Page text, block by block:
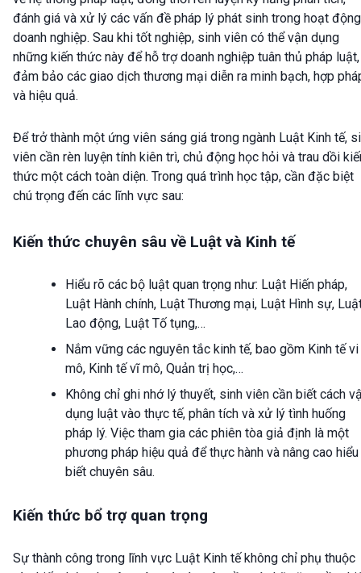
đánh giá và xử lý các vấn đề pháp lý phát sinh trong hoạt động
doanh nghiệp. Sau khi tốt nghiệp, sinh viên có thể vận dụng
những kiến thức này để hỗ trợ doanh nghiệp tuân thủ pháp luật,
đảm bảo các giao dịch thương mại diễn ra minh bạch, hợp
và hiệu quả.
Để trở thành một ứng viên sáng giá trong ngành Luật Kinh tế,
viên cần rèn luyện tính kiên trì, chủ động học hỏi và trau dồi
thức một cách toàn diện. Trong quá trình học tập, cần đặc biệt
chú trọng đến các lĩnh vực sau:
Kiến thức chuyên sâu về Luật và Kinh tế
Hiểu rõ các bộ luật quan trọng như: Luật Hiến pháp,
Luật Hành chính, Luật Thương mại, Luật Hình sự,
Lao động, Luật Tố tụng,…
Nắm vững các nguyên tắc kinh tế, bao gồm Kinh tế vi
mô, Kinh tế vĩ mô, Quản trị học,…
Không chỉ ghi nhớ lý thuyết, sinh viên cần biết cách
dụng luật vào thực tế, phân tích và xử lý tình huống
pháp lý. Việc tham gia các phiên tòa giả định là một
phương pháp hiệu quả để thực hành và nâng cao hiểu
biết chuyên sâu.
Kiến thức bổ trợ quan trọng
Sự thành công trong lĩnh vực Luật Kinh tế không chỉ phụ thuộc